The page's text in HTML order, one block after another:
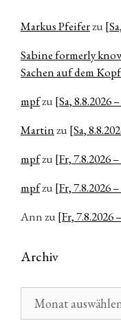
Markus Pfeiferzu
Sabine formerly
Sachen auf dem
mpfzu [Sa, 8.8.2026
Martinzu [Sa,
mpfzu [Fr, 7.8.2026
mpfzu [Fr, 7.8.2026
Annzu [Fr, 7.8.2026
Archiv